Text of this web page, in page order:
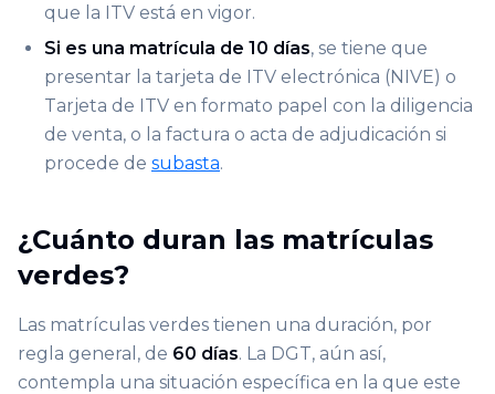
que la ITV está en vigor.
Si es una matrícula de 10 días, se tiene que
presentar la tarjeta de ITV electrónica (NIVE) o
Tarjeta de ITV en formato papel con la diligencia
de venta, o la factura o acta de adjudicación si
procede de subasta.
¿Cuánto duran las matrículas
verdes?
Las matrículas verdes tienen una duración, por
regla general, de 60 días. La DGT, aún así,
contempla una situación específica en la que este